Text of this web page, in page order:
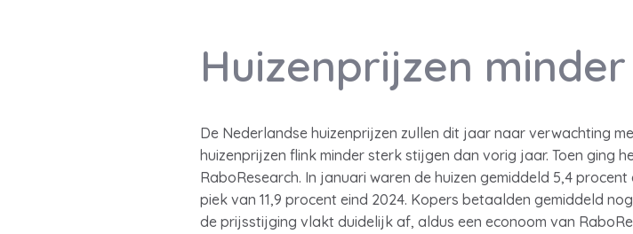
Huizenprijzen
De Nederlandse huizenprijzen zullen dit jaar naar verwachting
huizenprijzen flink minder sterk stijgen dan vorig jaar. Toen ging
RaboResearch. In januari waren de huizen gemiddeld 5,4
piek van 11,9 procent eind 2024. Kopers betaalden gemiddeld
de prijsstijging vlakt duidelijk af, aldus een econoom van